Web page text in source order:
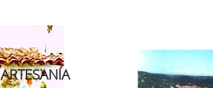
ARTESANÍA